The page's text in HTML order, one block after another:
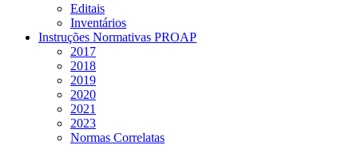
Editais
Inventários
Instruções Normativas PROAP
2017
2018
2019
2020
2021
2023
Normas Correlatas